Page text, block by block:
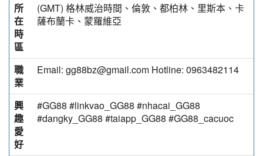
所
在
時
區
(GMT) 格林威治時間、倫敦、都柏林、里斯本、卡
薩布蘭卡、蒙羅維亞
職
業
Email: gg88bz@gmail.com Hotline: 0963482114
興
趣
愛
好
#GG88 #linkvao_GG88 #nhacai_GG88
#dangky_GG88 #taiapp_GG88 #GG88_cacuoc